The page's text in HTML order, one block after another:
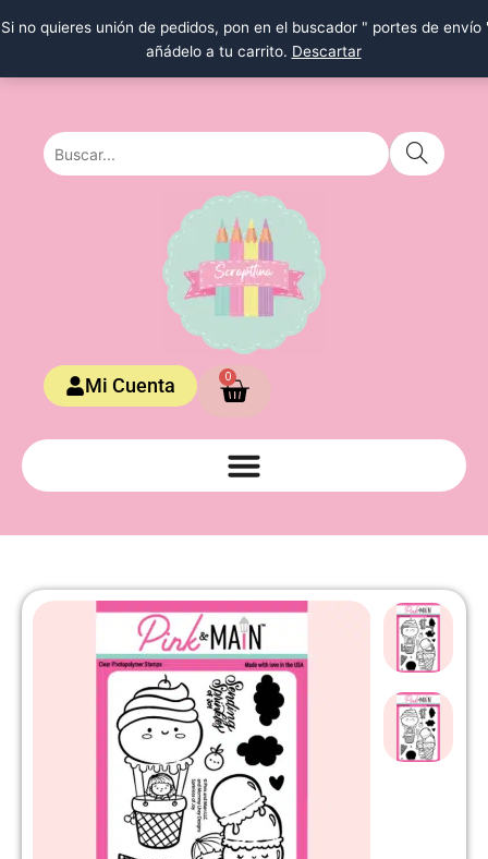
Si no quieres unión de pedidos, pon en el buscador " portes de envío
añádelo a tu carrito. Descartar
al
Mi Cuenta 0
Carrito